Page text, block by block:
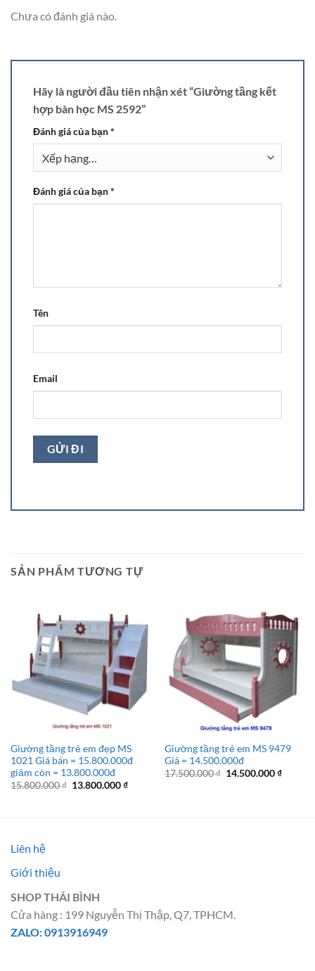
Chưa có đánh giá nào.
Hãy là người đầu tiên nhận xét “Giường tầng kết
hợp bàn học MS 2592”
Đánh giá của bạn*
Đánh giá của bạn*
Tên
Email
SẢN PHẨM TƯƠNG TỰ
Giường tầng trẻ em đẹp MS
1021 Giá bán = 15.800.000đ
giảm còn = 13.800.000đ
15.800.000₫ Giá
13.800.000₫Giá
Giường tầng trẻ em MS 9479
Giá = 14.500.000đ
17.500.000₫ Giá
14.500.000₫Giá
Liên hệ
Giới thiệu
SHOP THÁI BÌNH
Cửa hàng : 199 Nguyễn Thị Thập, Q7, TPHCM.
ZALO: 0913916949